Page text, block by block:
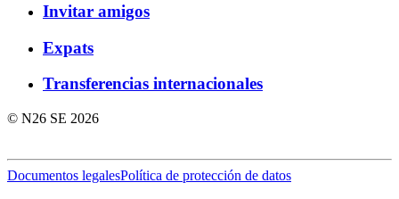
Invitar amigos
Expats
Transferencias internacionales
© N26 SE 2026
Documentos legalesPolítica de protección de datos